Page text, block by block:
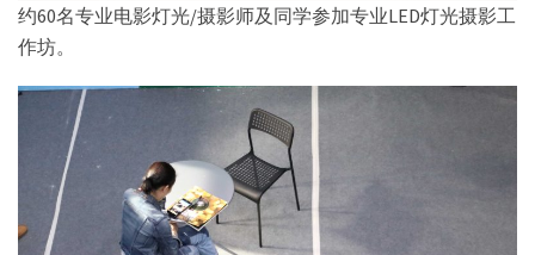
约60名专业电影灯光/摄影师及同学参加专业LED灯光摄影工
作坊。